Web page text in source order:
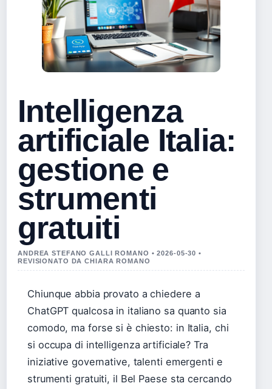
Intelligenza
artificiale Italia:
gestione e
strumenti
gratuiti
ANDREA STEFANO GALLI ROMANO • 2026-05-30 •
REVISIONATO DA CHIARA ROMANO
Chiunque abbia provato a chiedere a
ChatGPT qualcosa in italiano sa quanto sia
comodo, ma forse si è chiesto: in Italia, chi
si occupa di intelligenza artificiale? Tra
iniziative governative, talenti emergenti e
strumenti gratuiti, il Bel Paese sta cercando